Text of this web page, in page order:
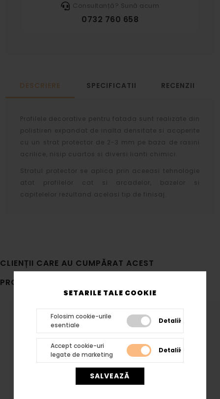
SETARILE TALE COOKIE
Folosim cookie-urile
esentiale
Detalii
Accept cookie-uri
legate de marketing
Detalii
SALVEAZĂ
Consultanță? Sună acum
0732 760 658
DESCRIERE SPECIFICATII RECENZII
Profilele decorative pentru fatada sunt realizate din
polistiren expandat de inalta densitate si acoperite
cu un strat protector de 2-3 mm pe baza de rasini
acrilice, nisip cuartos si diversi lianti chimici.
Stratul protector se aplica prin aceeasi tehnologie
atat profilelor cat si arcadelor, bazelor si
capitelelor rezultand acelasi tip de finisaj.
CLIENȚII CARE AU CUMPĂRAT ACEST
PRODUS, AU MAI CUMPĂRAT